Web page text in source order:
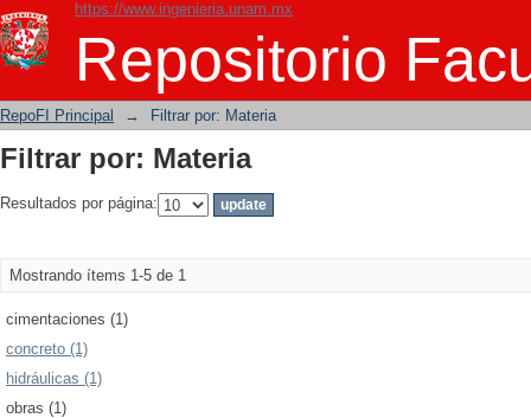
https://www.ingenieria.unam.mx
Repositorio
Filtrar por: Materia
RepoFI Principal → Filtrar por: Materia
Filtrar por: Materia
Resultados por página:
Mostrando ítems 1-5 de 1
cimentaciones (1)
concreto (1)
hidráulicas (1)
obras (1)